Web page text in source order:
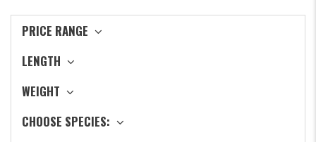
PRICE RANGE
LENGTH
WEIGHT
CHOOSE SPECIES: